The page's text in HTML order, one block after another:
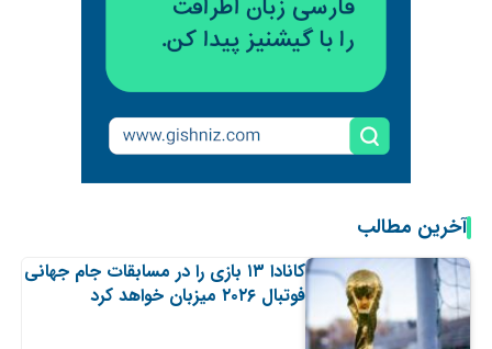
آخرین مطالب
کانادا ۱۳ بازی را در مسابقات جام جهانی
فوتبال ۲۰۲۶ میزبان خواهد کرد